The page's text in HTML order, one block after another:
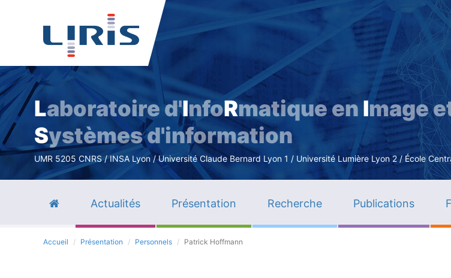
Aller
contenu
principal
Laboratoire d'InfoRmatique en Image
Systèmes d'information
UMR 5205 CNRS / INSA Lyon / Université Claude Bernard Lyon 1 / Université Lumière Lyon 2 / École
Actualités Présentation Recherche Publications
Accueil Présentation Personnels Patrick Hoffmann